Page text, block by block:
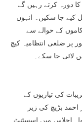
دورہ کرتے رہیں گے
کیے جا سکیں۔ انہوں
کے حوالے سے
ضلعی انتظامیہ کیچ
لائی جا سکے۔
کی تقریبات کی تیاریوں کے
بڑیچ کی زیر
اجلاس میں اسسٹنٹ